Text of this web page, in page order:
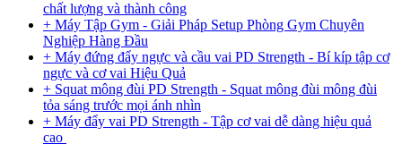
chất lượng và thành công
+ Máy Tập Gym - Giải Pháp Setup Phòng Gym Chuyên
Nghiệp Hàng Đầu
+ Máy đứng đẩy ngực và cầu vai PD Strength - Bí kíp tập cơ
ngực và cơ vai Hiệu Quả
+ Squat mông đùi PD Strength - Squat mông đùi mông đùi
tỏa sáng trước mọi ánh nhìn
+ Máy đẩy vai PD Strength - Tập cơ vai dễ dàng hiệu quả
cao